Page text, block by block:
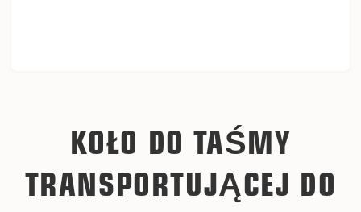
KOŁO DO TAŚMY
TRANSPORTUJĄCEJ DO